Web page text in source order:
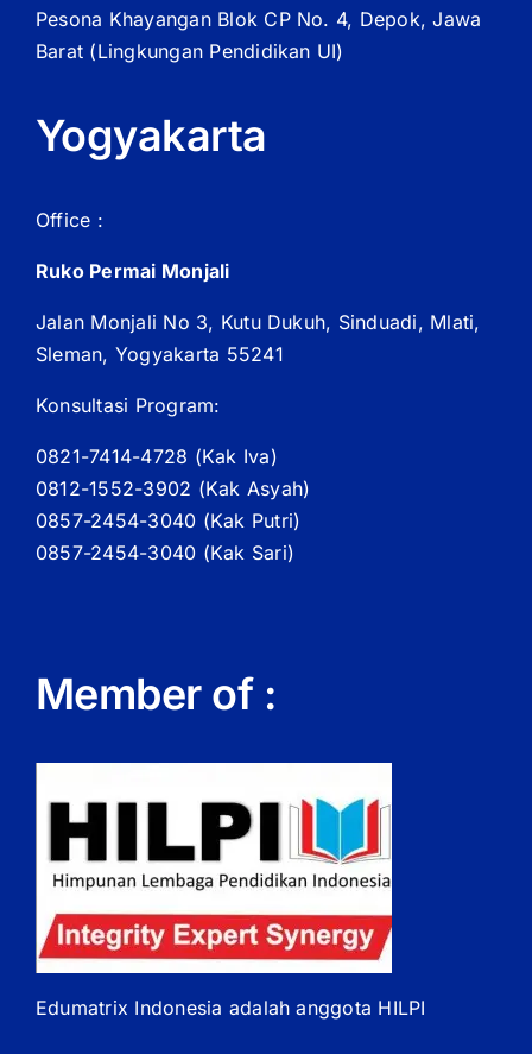
Pesona Khayangan Blok CP No. 4, Depok, Jawa
Barat (Lingkungan Pendidikan UI)
Yogyakarta
Office :
Ruko Permai Monjali
Jalan Monjali No 3, Kutu Dukuh, Sinduadi, Mlati,
Sleman, Yogyakarta 55241
Konsultasi Program:
0821-7414-4728 (Kak Iva)
0812-1552-3902 (Kak Asyah)
0857-2454-3040 (Kak Putri)
0857-2454-3040 (Kak Sari)
Member of :
Edumatrix Indonesia adalah anggota HILPI